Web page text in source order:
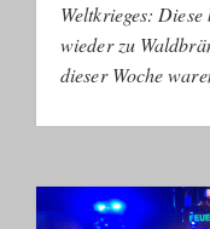
Weltkrieges:
wieder zu
dieser Woche